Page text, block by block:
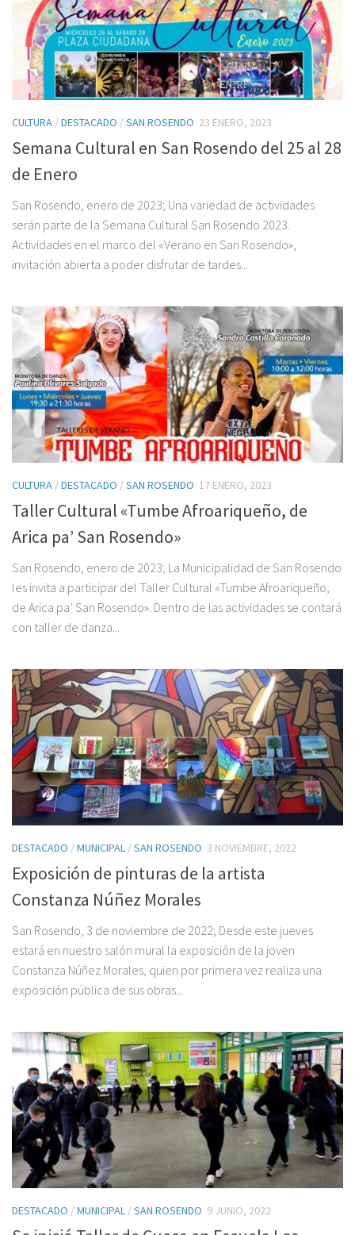
CULTURA /DESTACADO /SAN ROSENDO 23 ENERO, 2023
Semana Cultural en San Rosendo del 25 al 28
de Enero
San Rosendo, enero de 2023; Una variedad de actividades
serán parte de la Semana Cultural San Rosendo 2023.
Actividades en el marco del «Verano en San Rosendo»,
invitación abierta a poder disfrutar de tardes...
CULTURA /DESTACADO /SAN ROSENDO 17 ENERO, 2023
Taller Cultural «Tumbe Afroariqueño, de
Arica pa’ San Rosendo»
San Rosendo, enero de 2023; La Municipalidad de San Rosendo
les invita a participar del Taller Cultural «Tumbe Afroariqueño,
de Arica pa’ San Rosendo». Dentro de las actividades se contará
con taller de danza...
DESTACADO /MUNICIPAL /SAN ROSENDO 3 NOVIEMBRE, 2022
Exposición de pinturas de la artista
Constanza Núñez Morales
San Rosendo, 3 de noviembre de 2022; Desde este jueves
estará en nuestro salón mural la exposición de la joven
Constanza Núñez Morales, quien por primera vez realiza una
exposición pública de sus obras...
DESTACADO /MUNICIPAL /SAN ROSENDO 9 JUNIO, 2022